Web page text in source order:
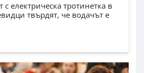
електрическа тротинетка в
твърдят, че водачът е